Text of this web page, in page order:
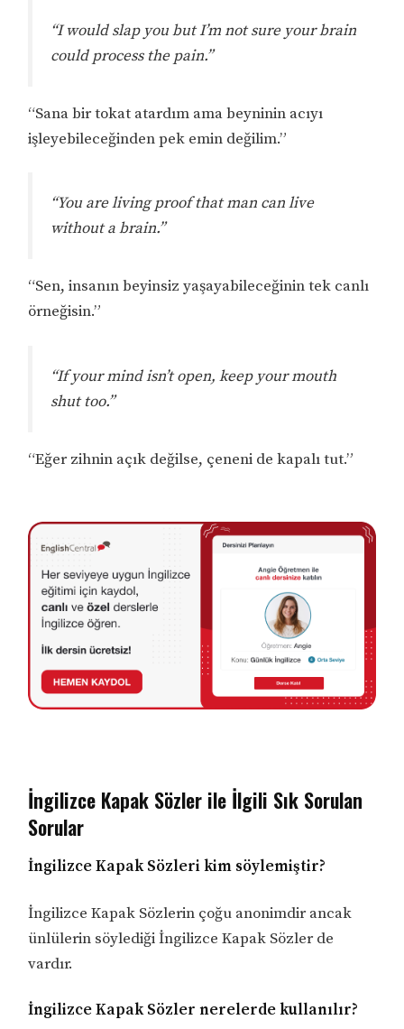
“I would slap you but I’m not sure your brain
could process the pain.”
“Sana bir tokat atardım ama beyninin acıyı
işleyebileceğinden pek emin değilim.”
“You are living proof that man can live
without a brain.”
“Sen, insanın beyinsiz yaşayabileceğinin tek canlı
örneğisin.”
“If your mind isn’t open, keep your mouth
shut too.”
“Eğer zihnin açık değilse, çeneni de kapalı tut.”
İngilizce Kapak Sözler ile İlgili Sık Sorulan
Sorular
İngilizce Kapak Sözleri kim söylemiştir?
İngilizce Kapak Sözlerin çoğu anonimdir ancak
ünlülerin söylediği İngilizce Kapak Sözler de
vardır.
İngilizce Kapak Sözler nerelerde kullanılır?